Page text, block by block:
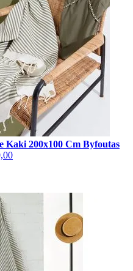
200x100 Cm Byfoutas